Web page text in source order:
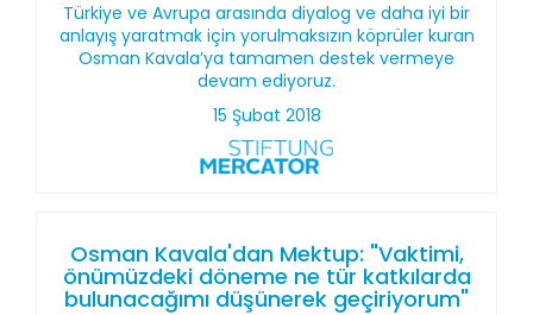
Türkiye ve Avrupa arasında diyalog ve daha iyi bir
anlayış yaratmak için yorulmaksızın köprüler kuran
Osman Kavala’ya tamamen destek vermeye
devam ediyoruz.
15 Şubat 2018
Osman Kavala'dan Mektup: "Vaktimi,
önümüzdeki döneme ne tür katkılarda
bulunacağımı düşünerek geçiriyorum"